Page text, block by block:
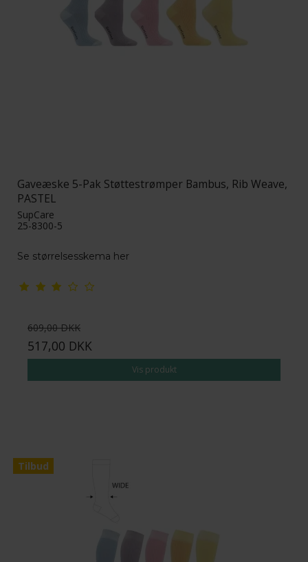
Gaveæske 5-Pak Støttestrømper Bambus, Rib Weave,
PASTEL
SupCare
25-8300-5
Se størrelsesskema her
609,00 DKK
517,00 DKK
Vis produkt
Tilbud